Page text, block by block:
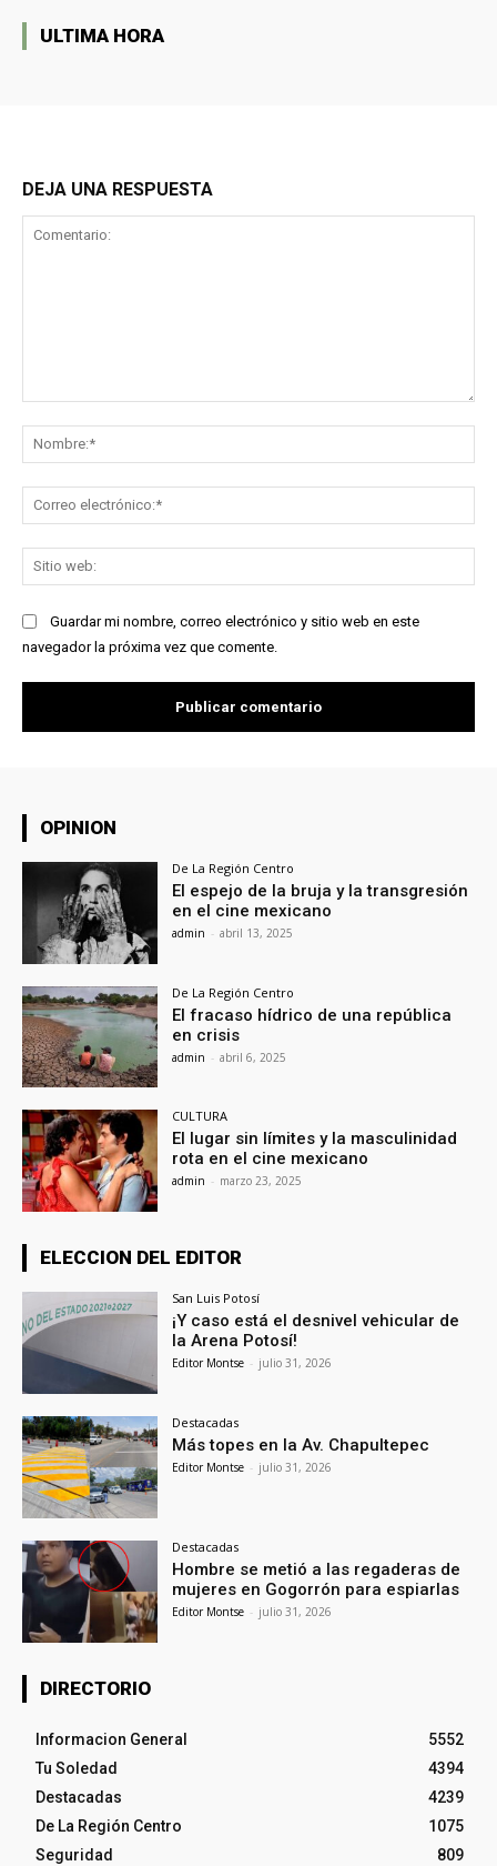
ULTIMA HORA
DEJA UNA RESPUESTA
Guardar mi nombre, correo electrónico y sitio web en este
navegador la próxima vez que comente.
OPINION
De La Región Centro
El espejo de la bruja y la transgresión
en el cine mexicano
admin - abril 13, 2025
De La Región Centro
El fracaso hídrico de una república
en crisis
admin - abril 6, 2025
CULTURA
El lugar sin límites y la masculinidad
rota en el cine mexicano
admin - marzo 23, 2025
ELECCION DEL EDITOR
San Luis Potosí
¡Y caso está el desnivel vehicular de
la Arena Potosí!
Editor Montse - julio 31, 2026
Destacadas
Más topes en la Av. Chapultepec
Editor Montse - julio 31, 2026
Destacadas
Hombre se metió a las regaderas de
mujeres en Gogorrón para espiarlas
Editor Montse - julio 31, 2026
DIRECTORIO
Informacion General
5552
Tu Soledad
4394
Destacadas
4239
De La Región Centro
1075
Seguridad
809